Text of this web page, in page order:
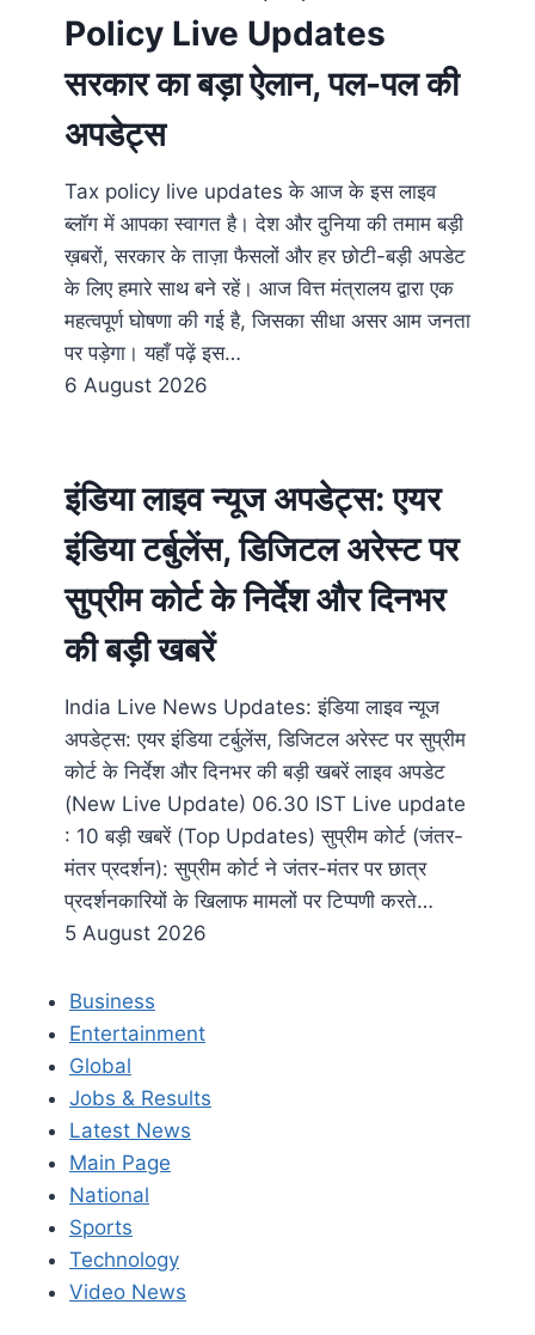
Policy Live Updates
सरकार का बड़ा ऐलान, पल-पल की
अपडेट्स
Tax policy live updates के आज के इस लाइव
ब्लॉग में आपका स्वागत है। देश और दुनिया की तमाम बड़ी
ख़बरों, सरकार के ताज़ा फैसलों और हर छोटी-बड़ी अपडेट
के लिए हमारे साथ बने रहें। आज वित्त मंत्रालय द्वारा एक
महत्वपूर्ण घोषणा की गई है, जिसका सीधा असर आम जनता
पर पड़ेगा। यहाँ पढ़ें इस…
6 August 2026
इंडिया लाइव न्यूज अपडेट्स: एयर
इंडिया टर्बुलेंस, डिजिटल अरेस्ट पर
सुप्रीम कोर्ट के निर्देश और दिनभर
की बड़ी खबरें
India Live News Updates: इंडिया लाइव न्यूज
अपडेट्स: एयर इंडिया टर्बुलेंस, डिजिटल अरेस्ट पर सुप्रीम
कोर्ट के निर्देश और दिनभर की बड़ी खबरें लाइव अपडेट
(New Live Update) 06.30​ IST Live update
: 10 बड़ी खबरें (Top Updates) सुप्रीम कोर्ट (जंतर-
मंतर प्रदर्शन): सुप्रीम कोर्ट ने जंतर-मंतर पर छात्र
प्रदर्शनकारियों के खिलाफ मामलों पर टिप्पणी करते…
5 August 2026
Business
Entertainment
Global
Jobs & Results
Latest News
Main Page
National
Sports
Technology
Video News